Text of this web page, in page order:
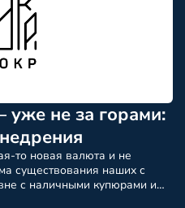
не за горами:
то новая валюта и не
существования наших с
с наличными купюрами и
счетах. Один